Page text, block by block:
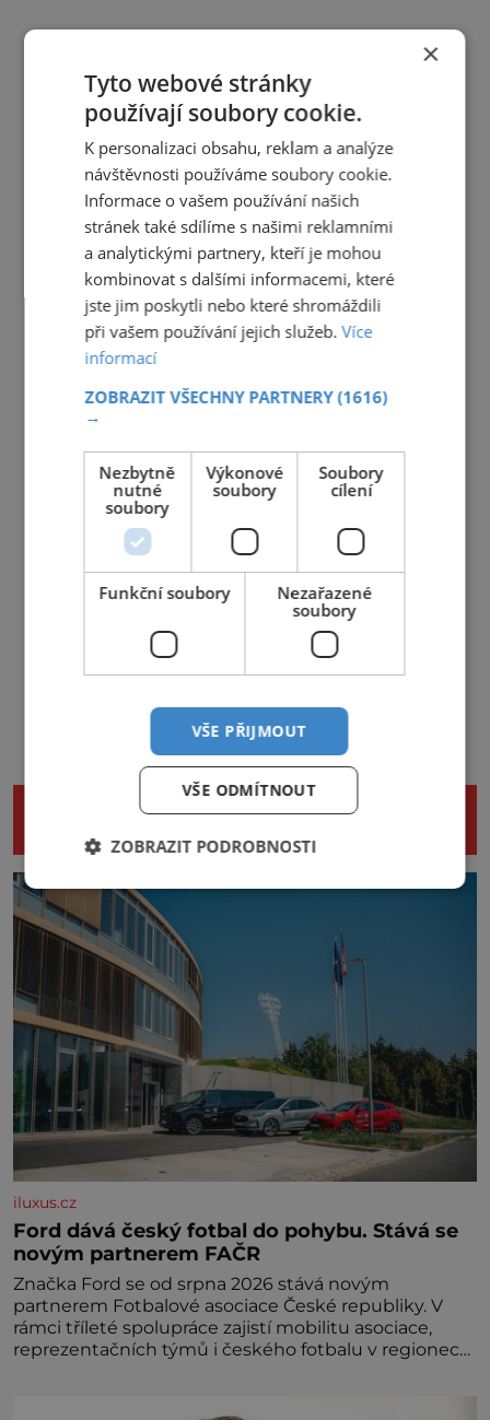
NENECHTE SI UJÍT DALŠÍ ZAJÍMAVÉ
iluxus.cz
Ford dává český fotbal do pohybu. Stává se
novým partnerem FAČR
Značka Ford se od srpna 2026 stává novým
partnerem Fotbalové asociace České republiky. V
rámci tříleté spolupráce zajistí mobilitu asociace,
reprezentačních týmů i českého fotbalu v regionech.
×
Tyto webové stránky
používají soubory cookie.
K personalizaci obsahu, reklam a analýze
návštěvnosti používáme soubory cookie.
Informace o vašem používání našich
stránek také sdílíme s našimi reklamními
a analytickými partnery, kteří je mohou
kombinovat s dalšími informacemi, které
jste jim poskytli nebo které shromáždili
při vašem používání jejich služeb.Více
informací
ZOBRAZIT VŠECHNY PARTNERY(1616)
→
Nezbytně
nutné
soubory
Výkonové
soubory
Soubory
cílení
Funkční soubory
Nezařazené
soubory
VŠE PŘIJMOUT
VŠE ODMÍTNOUT
ZOBRAZIT PODROBNOSTI